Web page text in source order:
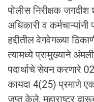
पोलीस निरीक्षक
अधिकारी व
हद्दीतील वेगवेगळ्या
त्यामध्ये प्रामुख्याने
पदार्थाचे सेवन करणारे
कायदा 4(25) प्रमाणे
जप्त केले, महाराष्ट्र